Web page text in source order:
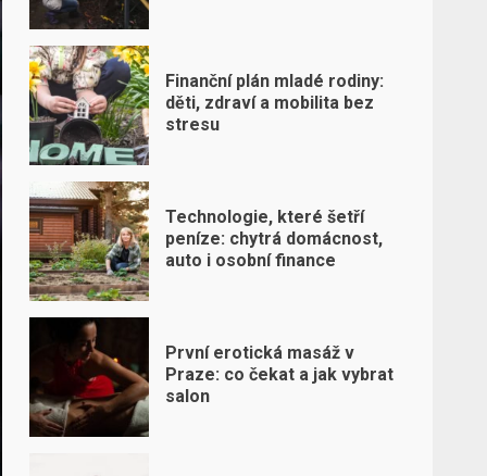
Finanční plán mladé rodiny:
děti, zdraví a mobilita bez
stresu
Technologie, které šetří
peníze: chytrá domácnost,
auto i osobní finance
První erotická masáž v
Praze: co čekat a jak vybrat
salon